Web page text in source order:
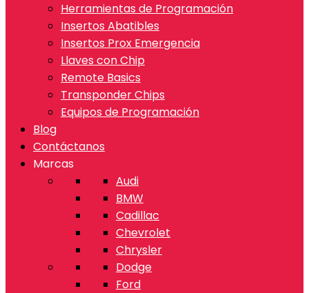
Herramientas de Programación
Insertos Abatibles
Insertos Prox Emergencia
Llaves con Chip
Remote Basics
Transponder Chips
Equipos de Programación
Blog
Contáctanos
Marcas
Audi
BMW
Cadillac
Chevrolet
Chrysler
Dodge
Ford